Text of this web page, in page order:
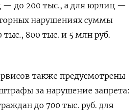
до 200 тыс., а для юрлиц —
нарушениях суммы
тыс., 800 тыс. и 5 млн руб.
также предусмотрены
за нарушение запрета:
до 700 тыс. руб. для